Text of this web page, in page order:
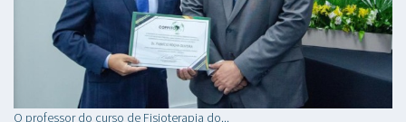
O professor do curso de Fisioterapia do...